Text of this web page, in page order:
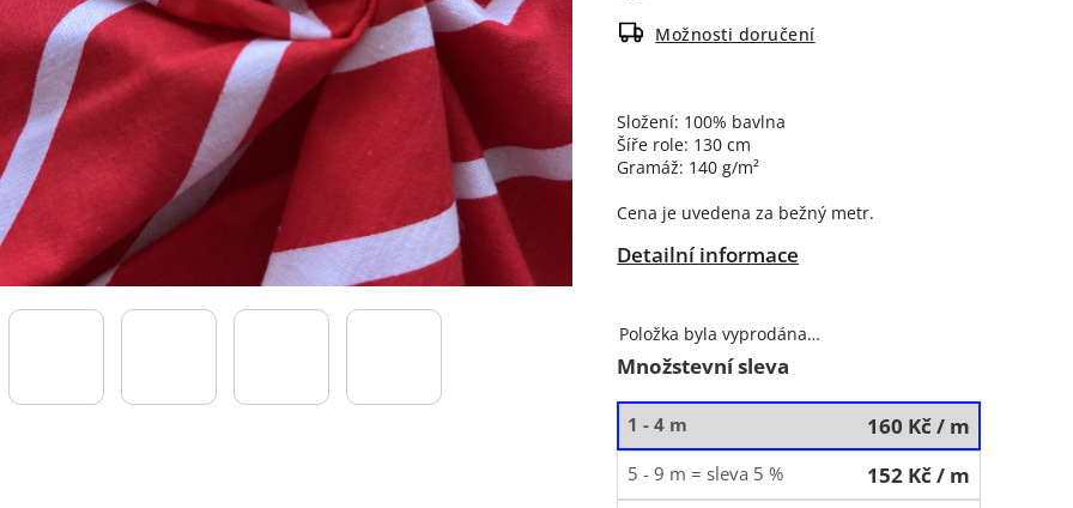
Možnosti doručení
Složení: 100% bavlna
Šíře role: 130 cm
Gramáž: 140 g/m²
Cena je uvedena za bežný metr.
Detailní informace
Položka byla vyprodána…
Množstevní sleva
1 - 4 m 160 Kč/ m
5 - 9 m = sleva 5 % 152 Kč/ m